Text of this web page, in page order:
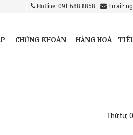
Hotline: 091 688 8858 Email:
CHỨNG KHOÁN HÀNG HOÁ -
Thứ tư,